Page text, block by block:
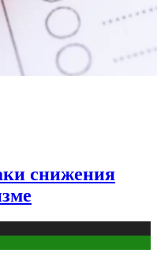
снижения